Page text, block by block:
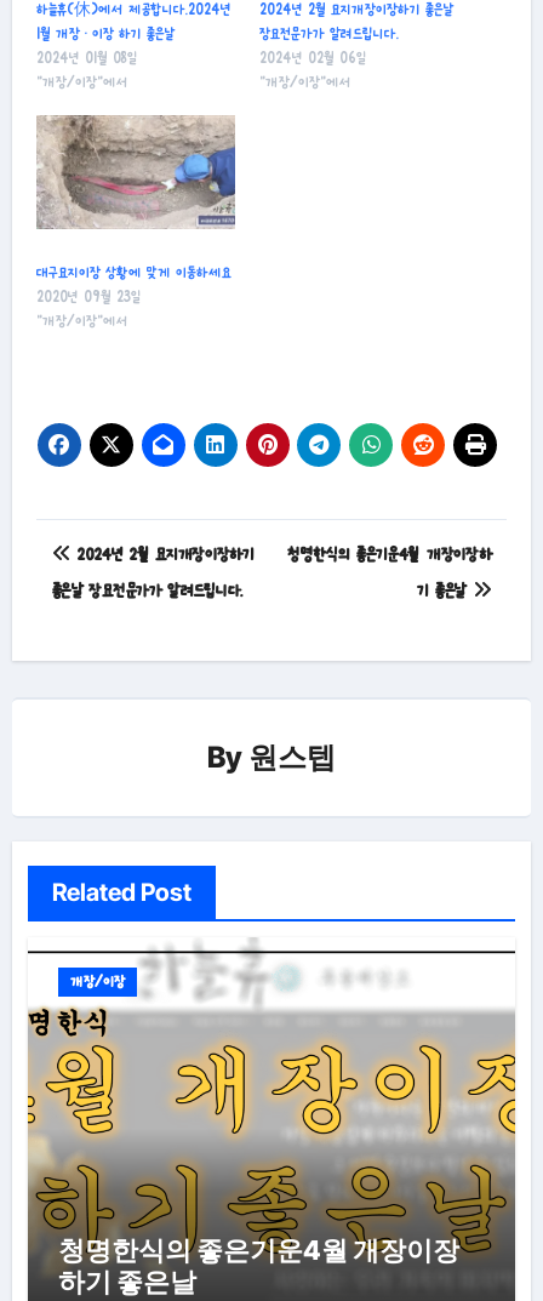
하늘휴(休)에서 제공합니다.2024년
1월 개장 · 이장 하기 좋은날
2024년 01월 08일
"개장/이장"에서
2024년 2월 묘지개장이장하기 좋은날
장묘전문가가 알려드립니다.
2024년 02월 06일
"개장/이장"에서
대구묘지이장 상황에 맞게 이동하세요
2020년 09월 23일
"개장/이장"에서
글
탐
2024년 2월 묘지개장이장하기
좋은날 장묘전문가가 알려드립니다.
청명한식의 좋은기운4월 개장이장하
기 좋은날
By 원스텝
Related Post
개장/이장
청명한식의 좋은기운4월 개장이장
하기 좋은날